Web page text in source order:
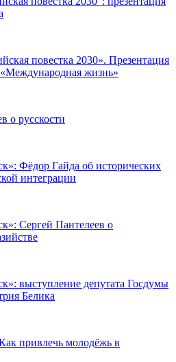
повестка 2030». Презентация
жизнь»
о русскости
Фёдор Гайда об исторических
интеграции
Сергей Пантелеев о
выступление депутата Госдумы
Белика
привлечь молодёжь в